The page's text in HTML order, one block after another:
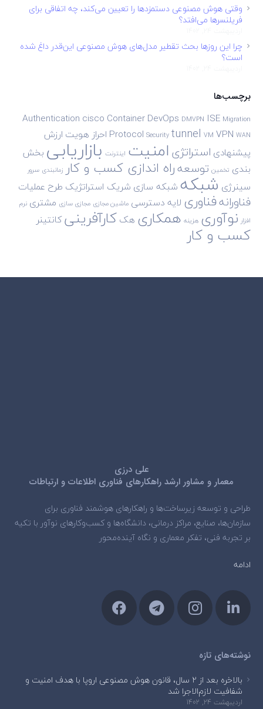
وقتی هوش مصنوعی دستمزدها را تعیین می‌کند، چه اتفاقی برای
فریلنسرها می‌افتد؟
چرا این روزها بحث تقطیر مدل‌های هوش مصنوعی این‌قدر داغ شده
است؟
برچسب‌ها
Authentication cisco ContainerDevOps DMVPN ISE Migration
Protocol Security tunnel VM VPN WAN احراز هویت ارزش
پیشنهادی استراتژی امنیت اینترنت بازاریابیبخش
بندی تخمین توسعهراه اندازی کسب و کار زمانبندی سرور
سینرژی شبکه شبکه سازی شریک استراتژیک طرح عملیات
فناورانهفناوری لایه دسترسی ماشین مجازی مجازی سازی مشتری نرم
افزار نوآوری هزینه همکاری هککارآفرینیکانتینر
کسب و کار
علی درزی
معمار و مشاور ارشد راهکارهای فناوری اطلاعات و ارتباطات
طراحی و توسعه زیرساخت‌ها و راهکارهای هوشمند فناوری برای
سازمان‌ها، صنایع، مراکز درمانی، دانشگاه‌ها و کسب‌وکارهای نوآور با تکیه
بر تجربه فنی، تفکر معماری و نگاه آینده‌محور
ادامه
نوشته‌های تازه
بالاخره بعد از ۲ سال، قانون هوش مصنوعی اروپا با هدف امنیت و
شفافیت لازم‌الاجرا شد
اردیبهشت 24, 1402